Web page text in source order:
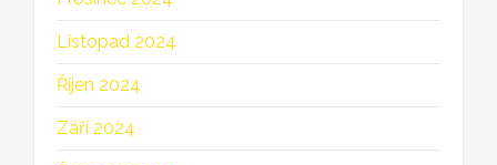
Listopad 2024
Říjen 2024
Září 2024